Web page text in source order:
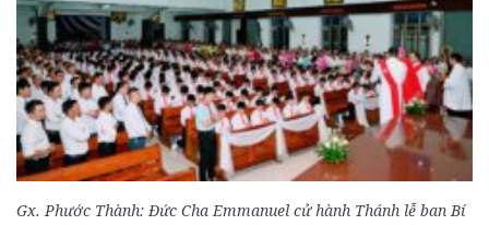
Gx. Phước Thành: Đức Cha Emmanuel cử hành Thánh lễ ban Bí